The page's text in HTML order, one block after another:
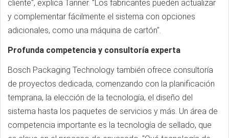
cliente", explica Tanner. "Los fabricantes pueden actualizar
y complementar fácilmente el sistema con opciones
adicionales, como una máquina de cartón".
Profunda competencia y consultoría experta
Bosch Packaging Technology también ofrece consultoría
de proyectos dedicada, comenzando con la planificación
temprana, la elección de la tecnología, el diseño del
sistema hasta los paquetes de servicios y más. Un área de
competencia importante es la tecnología de sellado, que